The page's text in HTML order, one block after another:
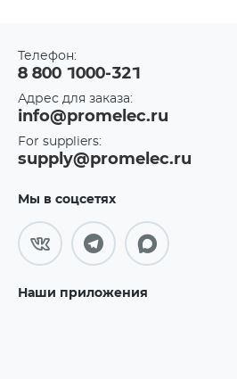
Телефон:
8 800 1000-321
Адрес для заказа:
info@promelec.ru
For suppliers:
supply@promelec.ru
Мы в соцсетях
Наши приложения